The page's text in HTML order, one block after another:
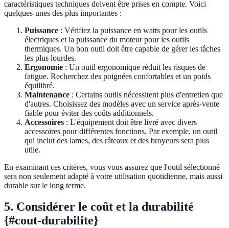
caractéristiques techniques doivent être prises en compte. Voici
quelques-unes des plus importantes :
Puissance : Vérifiez la puissance en watts pour les outils
électriques et la puissance du moteur pour les outils
thermiques. Un bon outil doit être capable de gérer les tâches
les plus lourdes.
Ergonomie : Un outil ergonomique réduit les risques de
fatigue. Recherchez des poignées confortables et un poids
équilibré.
Maintenance : Certains outils nécessitent plus d'entretien que
d'autres. Choisissez des modèles avec un service après-vente
fiable pour éviter des coûts additionnels.
Accessoires : L'équipement doit être livré avec divers
accessoires pour différentes fonctions. Par exemple, un outil
qui inclut des lames, des râteaux et des broyeurs sera plus
utile.
En examinant ces critères, vous vous assurez que l'outil sélectionné
sera non seulement adapté à votre utilisation quotidienne, mais aussi
durable sur le long terme.
5. Considérer le coût et la durabilité
{#cout-durabilite}